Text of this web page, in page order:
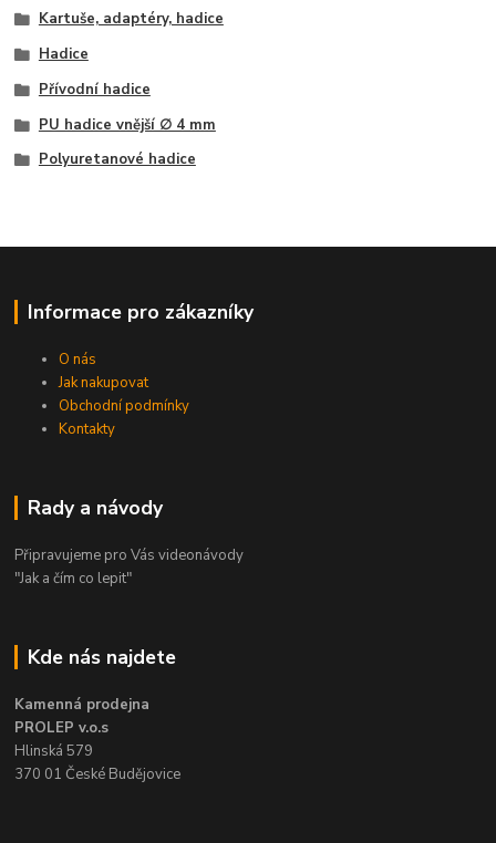
Kartuše, adaptéry, hadice
Hadice
Přívodní hadice
PU hadice vnější ∅ 4 mm
Polyuretanové hadice
Informace pro zákazníky
O nás
Jak nakupovat
Obchodní podmínky
Kontakty
Rady a návody
Připravujeme pro Vás videonávody
"Jak a čím co lepit"
Kde nás najdete
Kamenná prodejna
PROLEP v.o.s
Hlinská 579
370 01 České Budějovice